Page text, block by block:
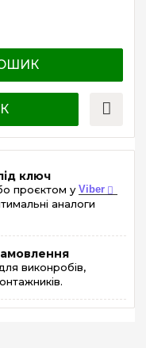
ключ
проєктом у Viber
аналоги
виконробів,